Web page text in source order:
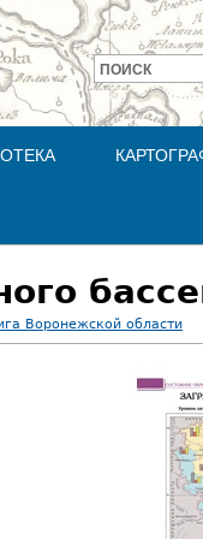
Форма
поиска
ПОИСК
Воронежской области